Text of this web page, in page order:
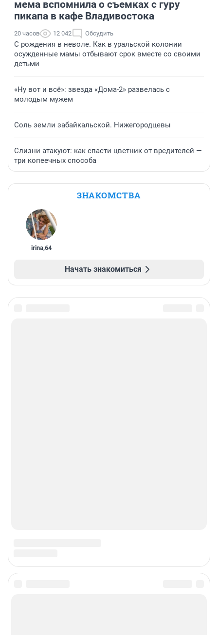
мема вспомнила о съемках с гуру
пикапа в кафе Владивостока
20 часов 12 042 Обсудить
С рождения в неволе. Как в уральской колонии
осужденные мамы отбывают срок вместе со своими
детьми
«Ну вот и всё»: звезда «Дома-2» развелась с
молодым мужем
Соль земли забайкальской. Нижегородцевы
Слизни атакуют: как спасти цветник от вредителей —
три копеечных способа
ЗНАКОМСТВА
irina,64
Начать знакомиться